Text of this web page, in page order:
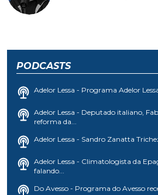
PODCASTS
Adelor Lessa - Programa Adelor
Adelor Lessa - Deputado italiano,
reforma da...
Adelor Lessa - Sandro Zanatta
Adelor Lessa - Climatologista da
falando...
Do Avesso - Programa do Avesso